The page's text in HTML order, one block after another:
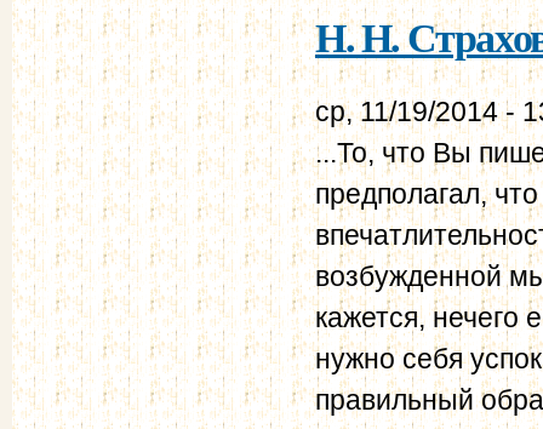
Н. Н.
ср, 11/19/2014 -
...То, что Вы
предполагал,
возбужденной
кажется,
нужно себя
правильный